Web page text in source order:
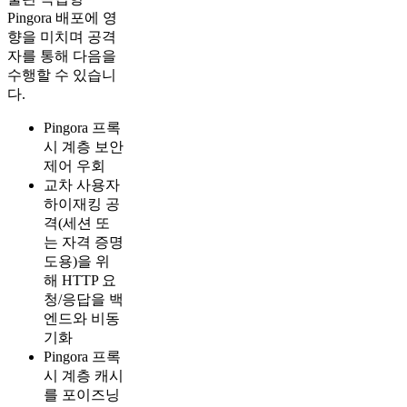
Pingora 배포에 영
향을 미치며 공격
자를 통해 다음을
수행할 수 있습니
다.
Pingora 프록
시 계층 보안
제어 우회
교차 사용자
하이재킹 공
격(세션 또
는 자격 증명
도용)을 위
해 HTTP 요
청/응답을 백
엔드와 비동
기화
Pingora 프록
시 계층 캐시
를 포이즈닝